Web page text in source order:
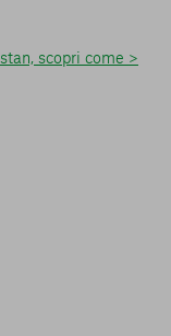
scopri come >